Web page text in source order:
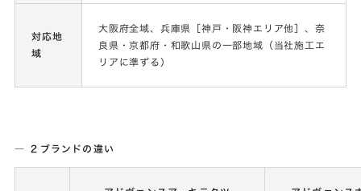
対応地
域
大阪府全域、兵庫県［神戸・阪神エリア他］、奈
良県・京都府・和歌山県の一部地域（当社施工エ
リアに準ずる）
― ２ブランドの違い